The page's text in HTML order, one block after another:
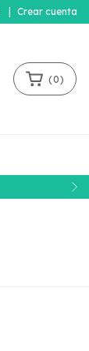
Crear cuenta
(0)